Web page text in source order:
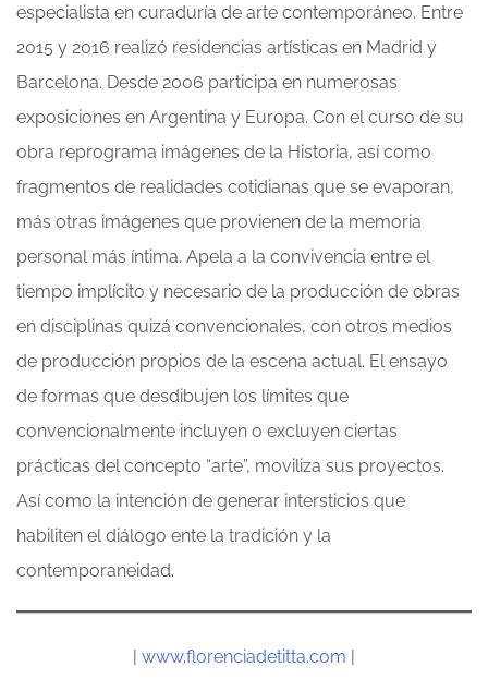
especialista en curaduría de arte contemporáneo. Entre
2015 y 2016 realizó residencias artísticas en Madrid y
Barcelona. Desde 2006 participa en numerosas
exposiciones en Argentina y Europa. Con el curso de su
obra reprograma imágenes de la Historia, así como
fragmentos de realidades cotidianas que se evaporan,
más otras imágenes que provienen de la memoria
personal más íntima. Apela a la convivencia entre el
tiempo implícito y necesario de la producción de obras
en disciplinas quizá convencionales, con otros medios
de producción propios de la escena actual. El ensayo
de formas que desdibujen los límites que
convencionalmente incluyen o excluyen ciertas
prácticas del concepto “arte”, moviliza sus proyectos.
Así como la intención de generar intersticios que
habiliten el diálogo ente la tradición y la
contemporaneidad.
| www.florenciadetitta.com |